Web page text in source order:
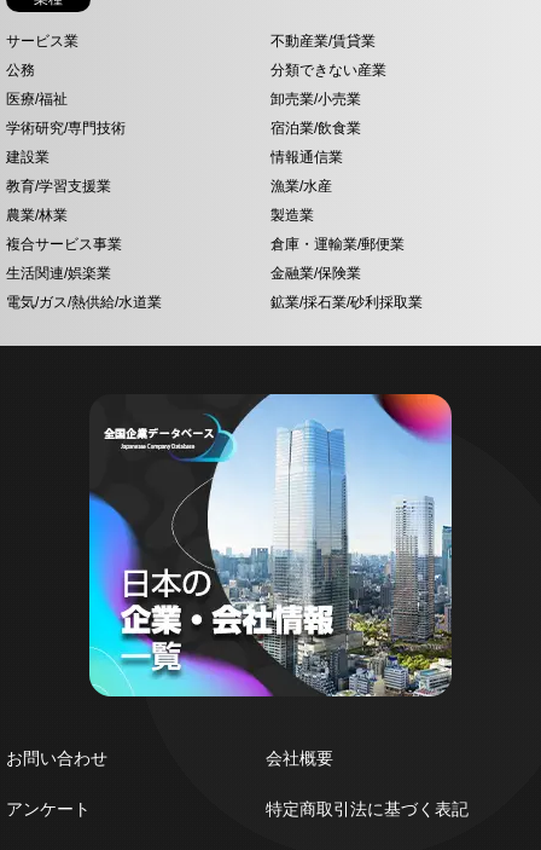
サービス業
不動産業/賃貸業
公務
分類できない産業
医療/福祉
卸売業/小売業
学術研究/専門技術
宿泊業/飲食業
建設業
情報通信業
教育/学習支援業
漁業/水産
農業/林業
製造業
複合サービス事業
倉庫・運輸業/郵便業
生活関連/娯楽業
金融業/保険業
電気/ガス/熱供給/水道業
鉱業/採石業/砂利採取業
お問い合わせ
アンケート
会社概要
特定商取引法に基づく表記